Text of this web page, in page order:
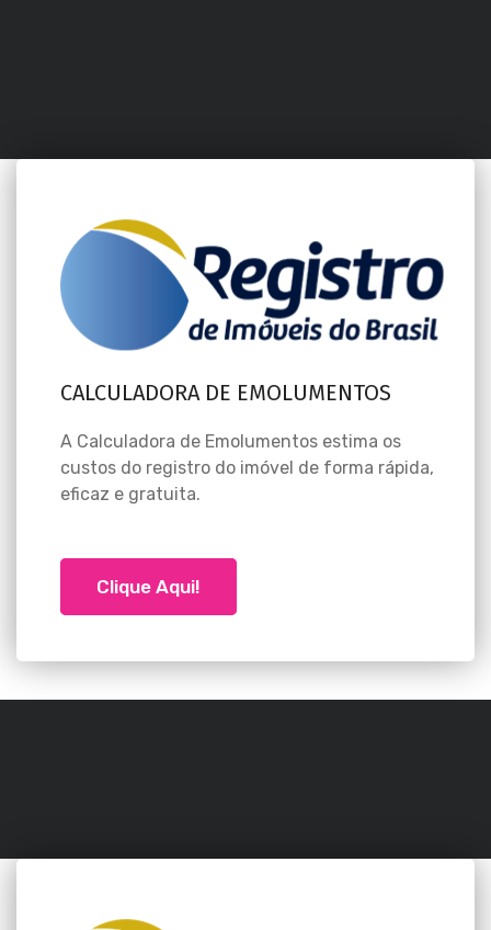
CALCULADORA DE EMOLUMENTOS
A Calculadora de Emolumentos estima os
custos do registro do imóvel de forma rápida,
eficaz e gratuita.
Clique Aqui!